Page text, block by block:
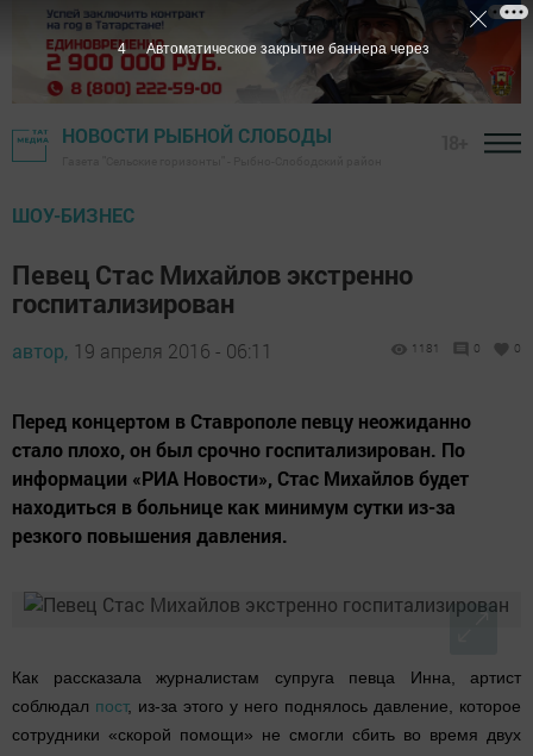
НОВОСТИ РЫБНОЙ СЛОБОДЫ
ШОУ-БИЗНЕС
Певец Стас Михайлов экстренно
госпитализирован
автор, 19 апреля 2016 - 06:11 1181 0 0
Перед концертом в Ставрополе певцу неожиданно
стало плохо, он был срочно госпитализирован. По
информации «РИА Новости», Стас Михайлов будет
находиться в больнице как минимум сутки из-за
резкого повышения давления.
Как рассказала журналистам супруга певца Инна, артист
соблюдал пост, из-за этого у него поднялось давление, которое
сотрудники «скорой помощи» не смогли сбить во время двух
3 Автоматическое закрытие баннера через